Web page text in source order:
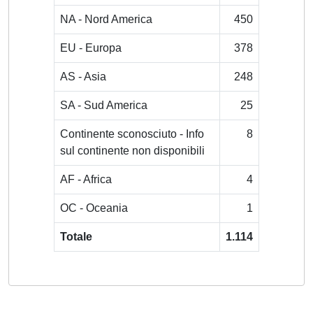
NA - Nord America 450
EU - Europa 378
AS - Asia 248
SA - Sud America 25
Continente sconosciuto - Info
sul continente non disponibili
8
AF - Africa 4
OC - Oceania 1
Totale 1.114